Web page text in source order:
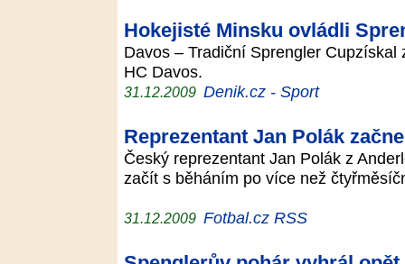
Hokejisté Minsku ovládli
Davos – Tradiční Sprengler
HC Davos.
31.12.2009 Denik.cz - Sport
Reprezentant Jan Polák
Český reprezentant Jan Polák z
začít s běháním po více než
31.12.2009 Fotbal.cz RSS